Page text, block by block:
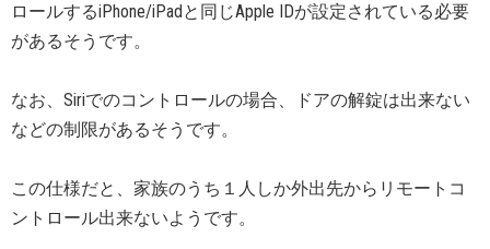
ロールするiPhone/iPadと同じApple IDが設定されている必要
があるそうです。
なお、Siriでのコントロールの場合、ドアの解錠は出来ない
などの制限があるそうです。
この仕様だと、家族のうち１人しか外出先からリモートコ
ントロール出来ないようです。